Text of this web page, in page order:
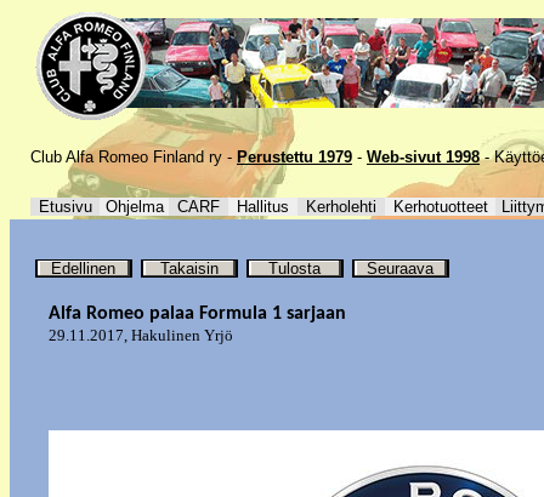
Club Alfa Romeo Finland ry - Perustettu 1979 - Web-sivut 1998 -
Etusivu Ohjelma CARF Hallitus Kerholehti Kerhotuotteet
Edellinen Takaisin Tulosta Seuraava
Alfa Romeo palaa Formula 1 sarjaan
29.11.2017, Hakulinen Yrjö